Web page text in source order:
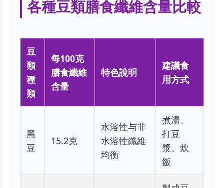
各種豆類膳食纖維含量比較
豆
類
種
類
每100克
膳食纖維
含量
特色說明
建議食
用方式
黑
豆
15.2克
水溶性与非
水溶性纖維
均衡
煮湯、
打豆
漿、炊
飯